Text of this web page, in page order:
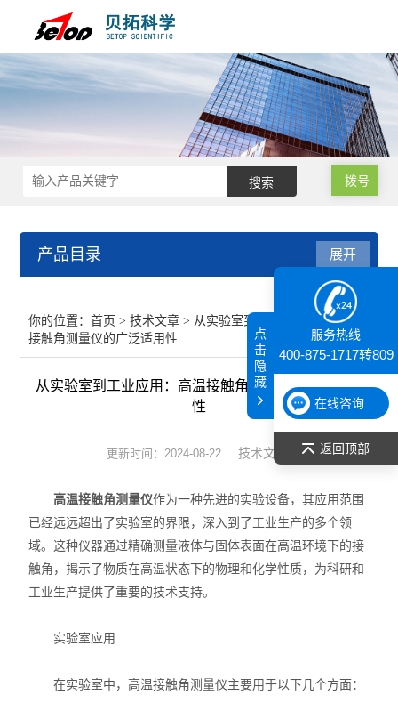
拨号
产品目录
纳米粒度仪
膜厚仪
拉曼光谱仪
差示/热重/差热/热分析
红外光谱（IR、傅立叶）
扫描探针显微镜/原子力
激光粒度仪、纳米粒度仪
展开
你的位置：首页 >技术文章 > 从实验室到工业应用：高温
接触角测量仪的广泛适用性
从实验室到工业应用：高温接触角测量仪的广泛适用
性
更新时间：2024-08-22 技术文章
高温接触角测量仪作为一种先进的实验设备，其应用范围
已经远远超出了实验室的界限，深入到了工业生产的多个领
域。这种仪器通过精确测量液体与固体表面在高温环境下的接
触角，揭示了物质在高温状态下的物理和化学性质，为科研和
工业生产提供了重要的技术支持。
实验室应用
在实验室中，高温接触角测量仪主要用于以下几个方面：
服务热线
400-875-1717转809
在线咨询
返回顶部
点
击
隐
藏